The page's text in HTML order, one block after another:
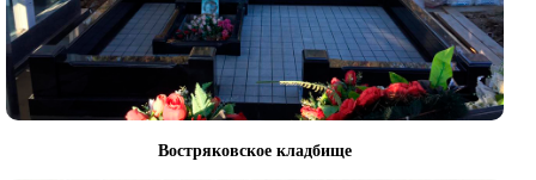
Востряковское кладбище